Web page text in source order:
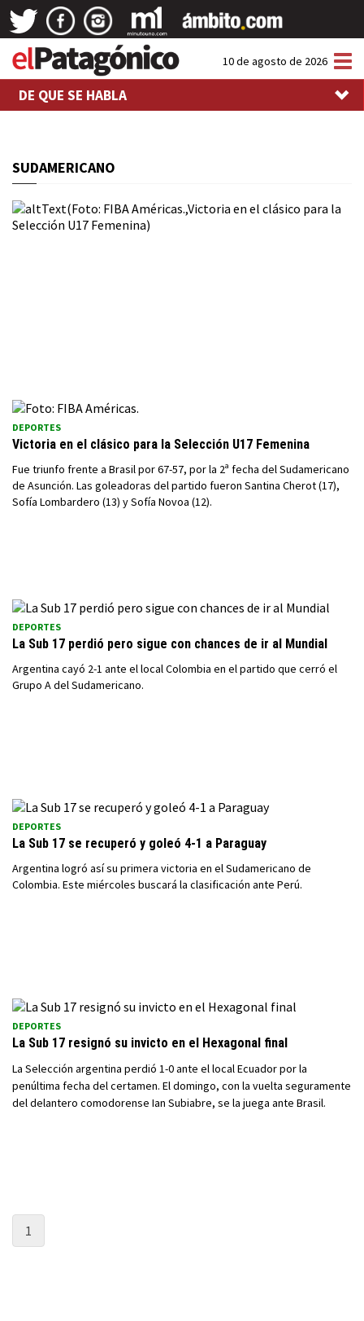
10 de agosto de 2026
DE QUE SE HABLA
SUDAMERICANO
DEPORTES
Victoria en el clásico para la Selección U17 Femenina
Fue triunfo frente a Brasil por 67-57, por la 2ª fecha del Sudamericano
de Asunción. Las goleadoras del partido fueron Santina Cherot (17),
Sofía Lombardero (13) y Sofía Novoa (12).
DEPORTES
La Sub 17 perdió pero sigue con chances de ir al Mundial
Argentina cayó 2-1 ante el local Colombia en el partido que cerró el
Grupo A del Sudamericano.
DEPORTES
La Sub 17 se recuperó y goleó 4-1 a Paraguay
Argentina logró así su primera victoria en el Sudamericano de
Colombia. Este miércoles buscará la clasificación ante Perú.
DEPORTES
La Sub 17 resignó su invicto en el Hexagonal final
La Selección argentina perdió 1-0 ante el local Ecuador por la
penúltima fecha del certamen. El domingo, con la vuelta seguramente
del delantero comodorense Ian Subiabre, se la juega ante Brasil.
1